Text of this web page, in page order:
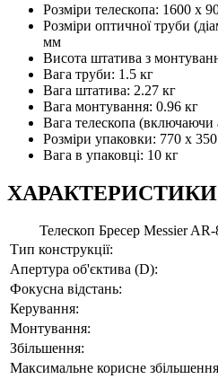
Розміри телескопа: 1600 x
Розміри оптичної труби
мм
Висота штатива з
Вага труби: 1.5 кг
Вага штатива: 2.27 кг
Вага монтування: 0.96 кг
Вага телескопа (включаючи
Розміри упаковки: 770 x
Вага в упаковці: 10 кг
ХАРАКТЕРИСТИКИ
Телескоп Бресер Messier
Тип конструкції:
Апертура об'єктива (D):
Фокусна відстань:
Керування:
Монтування:
Збільшення:
Максимальне корисне